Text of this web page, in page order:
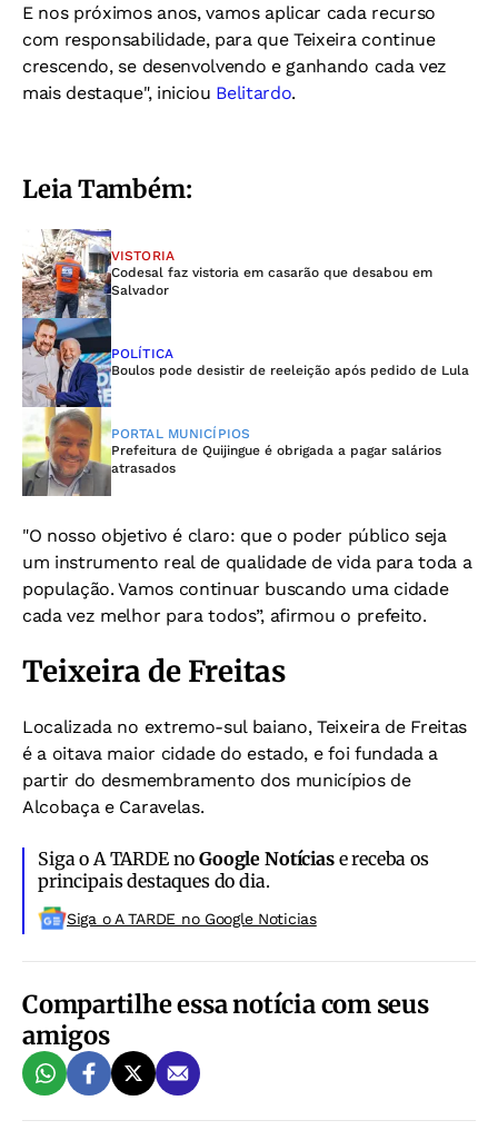
E nos próximos anos, vamos aplicar cada recurso
com responsabilidade, para que Teixeira continue
crescendo, se desenvolvendo e ganhando cada vez
mais destaque", iniciou Belitardo.
Leia Também:
VISTORIA
Codesal faz vistoria em casarão que desabou em
Salvador
POLÍTICA
Boulos pode desistir de reeleição após pedido de Lula
PORTAL MUNICÍPIOS
Prefeitura de Quijingue é obrigada a pagar salários
atrasados
"O nosso objetivo é claro: que o poder público seja
um instrumento real de qualidade de vida para toda a
população. Vamos continuar buscando uma cidade
cada vez melhor para todos”, afirmou o prefeito.
Teixeira de Freitas
Localizada no extremo-sul baiano, Teixeira de Freitas
é a oitava maior cidade do estado, e foi fundada a
partir do desmembramento dos municípios de
Alcobaça e Caravelas.
Siga o A TARDE noGoogle Notíciase receba os
principais destaques do dia.
Siga o A TARDE no Google Noticias
Compartilhe essa notícia com seus
amigos